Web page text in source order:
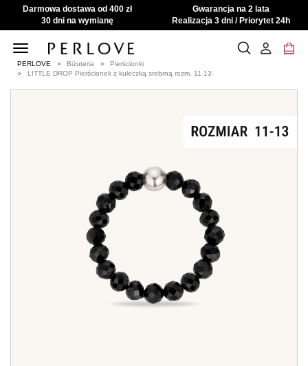
Darmowa dostawa od 400 zł
Gwarancja na 2 lata
30 dni na wymianę
Realizacja 3 dni / Priorytet 24h
Toggle
navigation
PERLOVE Biżuteria
Pierścionki
LITTLE DROP Pierścionek z kuleczką srebrną rozm. 11-13